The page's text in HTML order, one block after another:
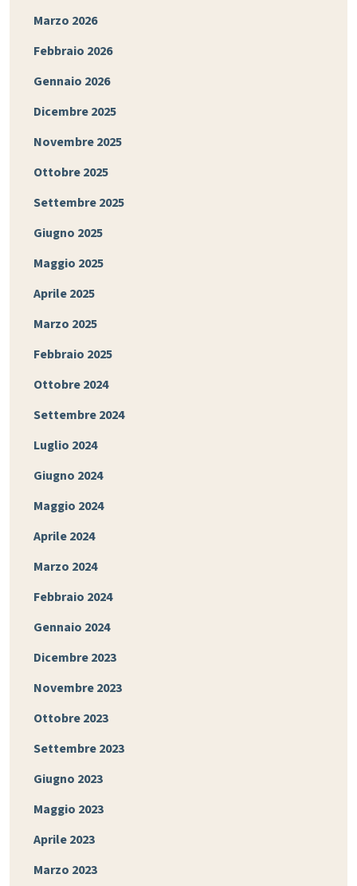
Marzo 2026
Febbraio 2026
Gennaio 2026
Dicembre 2025
Novembre 2025
Ottobre 2025
Settembre 2025
Giugno 2025
Maggio 2025
Aprile 2025
Marzo 2025
Febbraio 2025
Ottobre 2024
Settembre 2024
Luglio 2024
Giugno 2024
Maggio 2024
Aprile 2024
Marzo 2024
Febbraio 2024
Gennaio 2024
Dicembre 2023
Novembre 2023
Ottobre 2023
Settembre 2023
Giugno 2023
Maggio 2023
Aprile 2023
Marzo 2023